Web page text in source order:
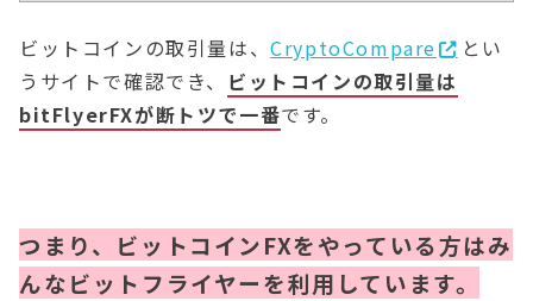
ビットコインの取引量は、CryptoCompare
とい
うサイトで確認でき、 ビットコインの取引量は
bitFlyerFXが断トツで一番です。
つまり、ビットコインFXをやっている方はみ
んなビットフライヤーを利用しています。